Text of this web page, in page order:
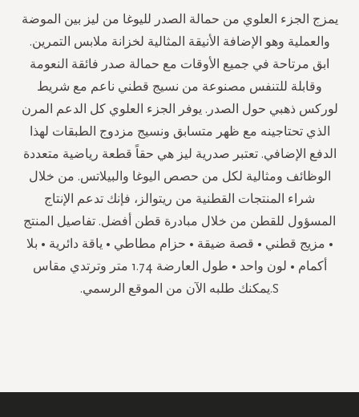
يمزج الجزء العلوي من حمالة الصدر لليوغا من ليز بين الموضة
والعملية وهو الإضافة الأنيقة المثالية لخزانة ملابس التمرين.
ابق مرتاحة في جميع الأوقات مع حمالة صدر فائقة النعومة
وقابلة للتنفس مصنوعة من نسيج قطني ناعم مع شريط
لوركس ذهبي حول الصدر. يوفر الجزء العلوي كل الدعم المرن
الذي تحتاجينه مع ظهر متسابق ونسيج مزدوج الطبقات لهذا
الدفع الإضافي. تعتبر صدرية ليز هي حقاً قطعة رياضية متعددة
الوظائف ومثالية لكل من حصص اليوغا والبيلاتس. من خلال
شراء المنتجات القطنية من ريتوالز، فإنك تدعم الإنتاج
المسؤول للقطن من خلال مبادرة قطن أفضل. تفاصيل المنتج
• مزيج قطني • قصة ضيقة • حزام مطاطي • ياقة دائرية • بلا
أكمام • لون واحد • طول العارضة 1.74 متر وترتدي مقاس
S.يمكنك طلبه الآن من الموقع الرسمي.